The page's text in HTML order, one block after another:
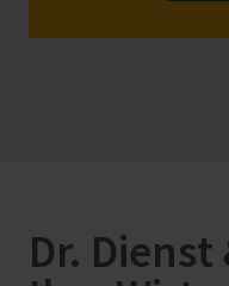
Dr.